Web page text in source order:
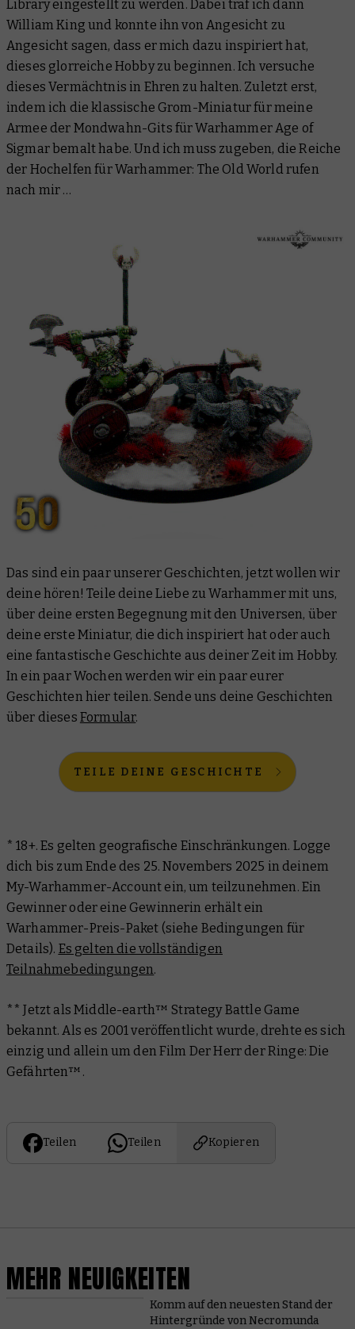
Library eingestellt zu werden. Dabei traf ich dann
William King und konnte ihn von Angesicht zu
Angesicht sagen, dass er mich dazu inspiriert hat,
dieses glorreiche Hobby zu beginnen. Ich versuche
dieses Vermächtnis in Ehren zu halten. Zuletzt erst,
indem ich die klassische Grom-Miniatur für meine
Armee der Mondwahn-Gits für Warhammer Age of
Sigmar bemalt habe. Und ich muss zugeben, die Reiche
der Hochelfen für Warhammer: The Old World rufen
nach mir …
Das sind ein paar unserer Geschichten, jetzt wollen wir
deine hören! Teile deine Liebe zu Warhammer mit uns,
über deine ersten Begegnung mit den Universen, über
deine erste Miniatur, die dich inspiriert hat oder auch
eine fantastische Geschichte aus deiner Zeit im Hobby.
In ein paar Wochen werden wir ein paar eurer
Geschichten hier teilen. Sende uns deine Geschichten
über dieses Formular.
TEILE DEINE GESCHICHTE
* 18+. Es gelten geografische Einschränkungen. Logge
dich bis zum Ende des 25. Novembers 2025 in deinem
My-Warhammer-Account ein, um teilzunehmen. Ein
Gewinner oder eine Gewinnerin erhält ein
Warhammer-Preis-Paket (siehe Bedingungen für
Details). Es gelten die vollständigen
Teilnahmebedingungen.
**Jetzt als Middle-earth™ Strategy Battle Game
bekannt. Als es 2001 veröffentlicht wurde, drehte es sich
einzig und allein um den Film Der Herr der Ringe: Die
Gefährten™.
Teilen Teilen Kopieren
MEHR NEUIGKEITEN
Komm auf den neuesten Stand der
Hintergründe von Necromunda